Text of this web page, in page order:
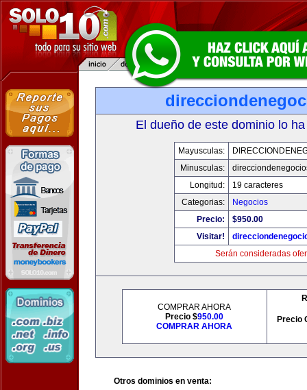
El dueño de este dominio lo
Mayusculas:
Minusculas:
Longitud:
19 caracteres
Categorias:
Negocios
Precio:
$950.00
Visitar!
Serán consideradas
COMPRAR AHORA
Precio $950.00
COMPRAR AHORA
Precio
Otros dominios en venta: